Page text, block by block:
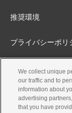
推奨環境
プライバシーポリ
Cookieポリシー
アクセシビリティ
We collect unique
our traffic and to
information about
advertising
that you have